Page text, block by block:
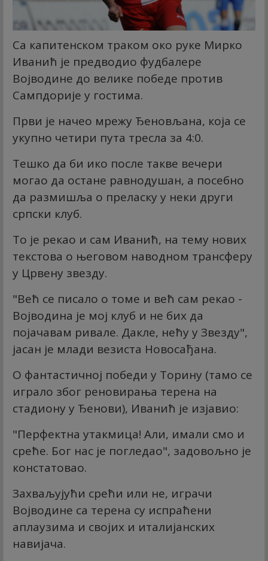
Са капитенском траком око руке Мирко
Иванић је предводио фудбалере
Војводине до велике победе против
Сампдорије у гостима.
Први је начео мрежу Ђеновљана, која се
укупно четири пута тресла за 4:0.
Тешко да би ико после такве вечери
могао да остане равнодушан, а посебно
да размишља о преласку у неки други
српски клуб.
То је рекао и сам Иванић, на тему нових
текстова о његовом наводном трансферу
у Црвену звезду.
"Већ се писало о томе и већ сам рекао -
Војводина је мој клуб и не бих да
појачавам ривале. Дакле, нећу у Звезду",
јасан је млади везиста Новосађана.
О фантастичној победи у Торину (тамо се
играло због реновирања терена на
стадиону у Ђенови), Иванић је изјавио:
"Перфектна утакмица! Али, имали смо и
среће. Бог нас је погледао", задовољно је
констатовао.
Захваљујући срећи или не, играчи
Војводине са терена су испраћени
аплаузима и својих и италијанских
навијача.